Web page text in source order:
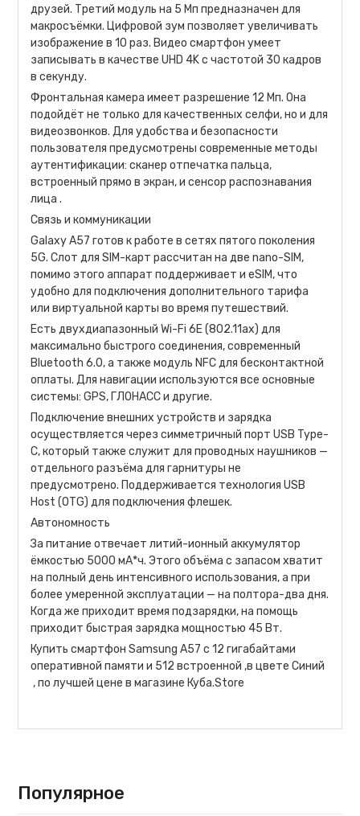
друзей. Третий модуль на 5 Мп предназначен для
макросъёмки. Цифровой зум позволяет увеличивать
изображение в 10 раз. Видео смартфон умеет
записывать в качестве UHD 4K с частотой 30 кадров
в секунду.
Фронтальная камера имеет разрешение 12 Мп. Она
подойдёт не только для качественных селфи, но и для
видеозвонков. Для удобства и безопасности
пользователя предусмотрены современные методы
аутентификации: сканер отпечатка пальца,
встроенный прямо в экран, и сенсор распознавания
лица .
Связь и коммуникации
Galaxy A57 готов к работе в сетях пятого поколения
5G. Слот для SIM-карт рассчитан на две nano-SIM,
помимо этого аппарат поддерживает и eSIM, что
удобно для подключения дополнительного тарифа
или виртуальной карты во время путешествий.
Есть двухдиапазонный Wi-Fi 6E (802.11ax) для
максимально быстрого соединения, современный
Bluetooth 6.0, а также модуль NFC для бесконтактной
оплаты. Для навигации используются все основные
системы: GPS, ГЛОНАСС и другие.
Подключение внешних устройств и зарядка
осуществляется через симметричный порт USB Type-
C, который также служит для проводных наушников —
отдельного разъёма для гарнитуры не
предусмотрено. Поддерживается технология USB
Host (OTG) для подключения флешек.
Автономность
За питание отвечает литий-ионный аккумулятор
ёмкостью 5000 мА*ч. Этого объёма с запасом хватит
на полный день интенсивного использования, а при
более умеренной эксплуатации — на полтора-два дня.
Когда же приходит время подзарядки, на помощь
приходит быстрая зарядка мощностью 45 Вт.
Купить смартфон Samsung A57 с 12 гигабайтами
оперативной памяти и 512 встроенной ,в цвете Синий
, по лучшей цене в магазине Куба.Store
Популярное